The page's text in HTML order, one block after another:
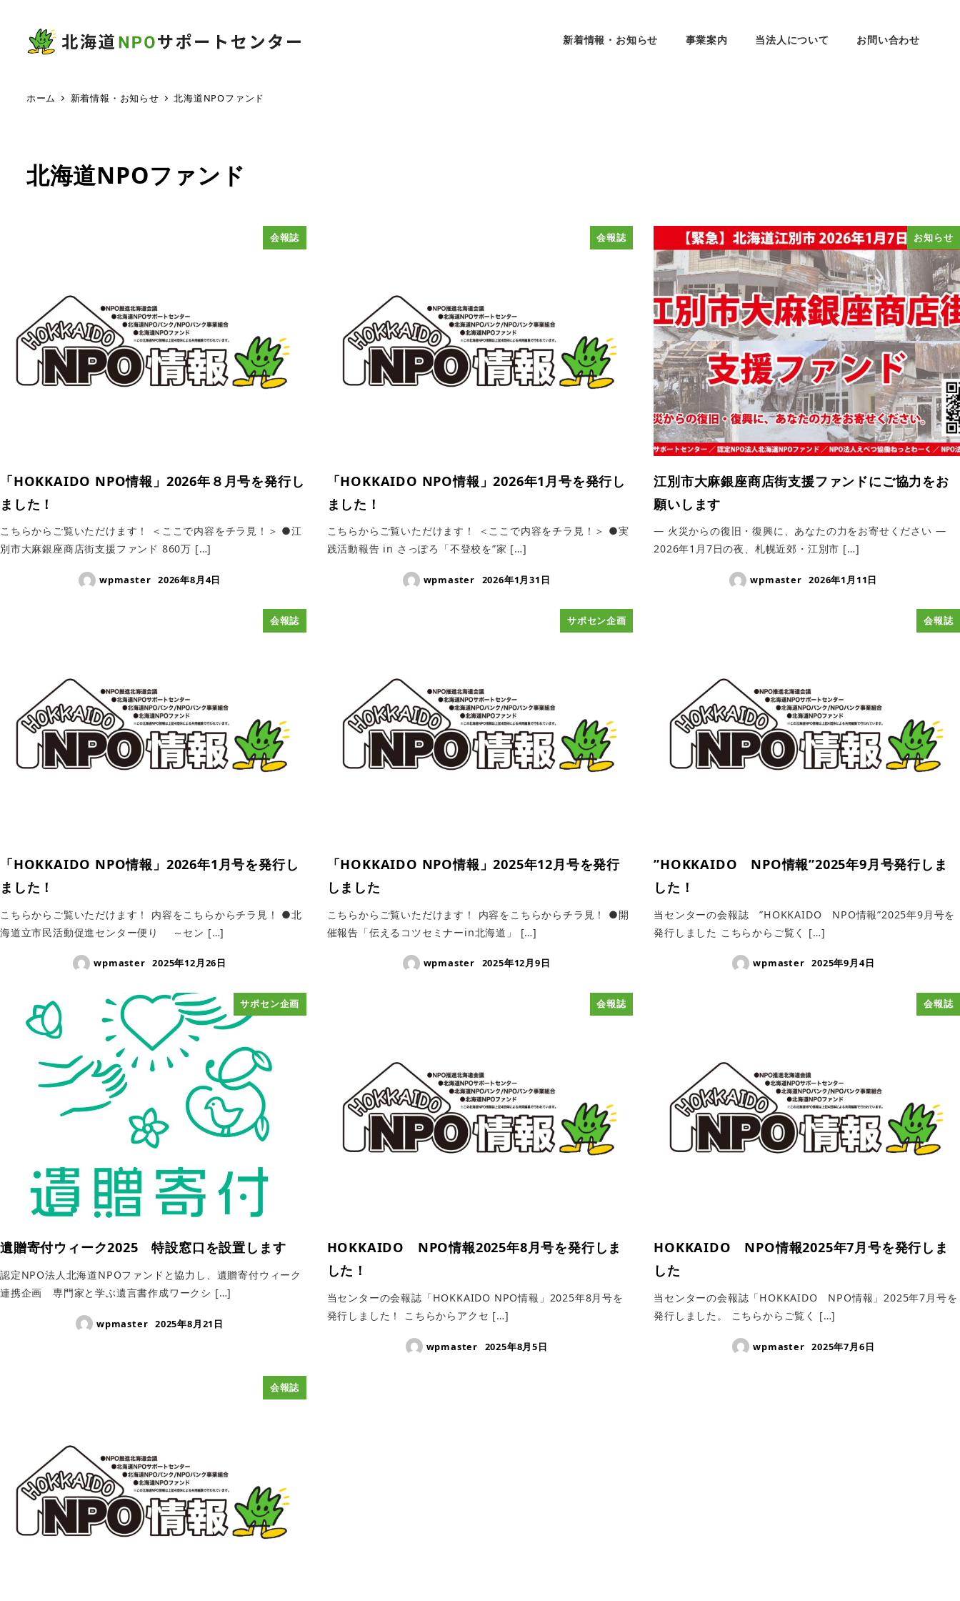
新着情報・お知らせ 事業案内 当法人について お問い合わせ
ホーム 新着情報・お知らせ 北海道NPOファンド
北海道NPOファンド
会報誌
「HOKKAIDO NPO情報」2026年８月号を発行し
ました！
こちらからご覧いただけます！ ＜ここで内容をチラ見！＞ ●江
別市大麻銀座商店街支援ファンド 860万 […]
wpmaster 2026年8月4日
会報誌
「HOKKAIDO NPO情報」2026年1月号を発行し
ました！
こちらからご覧いただけます！ ＜ここで内容をチラ見！＞ ●実
践活動報告 in さっぽろ「不登校を”家 […]
wpmaster 2026年1月31日
お知らせ
江別市大麻銀座商店街支援ファンドにご協力をお
願いします
― 火災からの復旧・復興に、あなたの力をお寄せください ―
2026年1月7日の夜、札幌近郊・江別市 […]
wpmaster 2026年1月11日
会報誌
「HOKKAIDO NPO情報」2026年1月号を発行し
ました！
こちらからご覧いただけます！ 内容をこちらからチラ見！ ●北
海道立市民活動促進センター便り ～セン […]
wpmaster 2025年12月26日
サポセン企画
「HOKKAIDO NPO情報」2025年12月号を発行
しました
こちらからご覧いただけます！ 内容をこちらからチラ見！ ●開
催報告「伝えるコツセミナーin北海道」 […]
wpmaster 2025年12月9日
会報誌
”HOKKAIDO NPO情報”2025年9月号発行しま
した！
当センターの会報誌 ”HOKKAIDO NPO情報”2025年9月号を
発行しました こちらからご覧く […]
wpmaster 2025年9月4日
サポセン企画
遺贈寄付ウィーク2025 特設窓口を設置します
認定NPO法人北海道NPOファンドと協力し、遺贈寄付ウィーク
連携企画 専門家と学ぶ遺言書作成ワークシ […]
wpmaster 2025年8月21日
会報誌
HOKKAIDO NPO情報2025年8月号を発行しま
した！
当センターの会報誌「HOKKAIDO NPO情報」2025年8月号を
発行しました！ こちらからアクセ […]
wpmaster 2025年8月5日
会報誌
HOKKAIDO NPO情報2025年7月号を発行しま
した
当センターの会報誌「HOKKAIDO NPO情報」2025年7月号を
発行しました。 こちらからご覧く […]
wpmaster 2025年7月6日
会報誌